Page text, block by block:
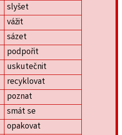
slyšet
vážit
sázet
podpořit
uskutečnit
recyklovat
poznat
smát se
opakovat